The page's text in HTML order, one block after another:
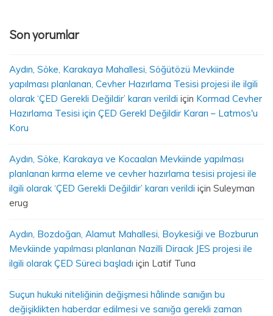
Son yorumlar
Aydın, Söke, Karakaya Mahallesi, Söğütözü Mevkiinde
yapılması planlanan, Cevher Hazırlama Tesisi projesi ile ilgili
olarak ‘ÇED Gerekli Değildir’ kararı verildi için Kormad Cevher
Hazırlama Tesisi için ÇED Gerekl Değildir Kararı – Latmos'u
Koru
Aydın, Söke, Karakaya ve Kocaalan Mevkiinde yapılması
planlanan kırma eleme ve cevher hazırlama tesisi projesi ile
ilgili olarak ‘ÇED Gerekli Değildir’ kararı verildi için Suleyman
erug
Aydın, Bozdoğan, Alamut Mahallesi, Boykesiği ve Bozburun
Mevkiinde yapılması planlanan Nazilli Diracık JES projesi ile
ilgili olarak ÇED Süreci başladı için Latif Tuna
Suçun hukuki niteliğinin değişmesi hâlinde sanığın bu
değişiklikten haberdar edilmesi ve sanığa gerekli zaman